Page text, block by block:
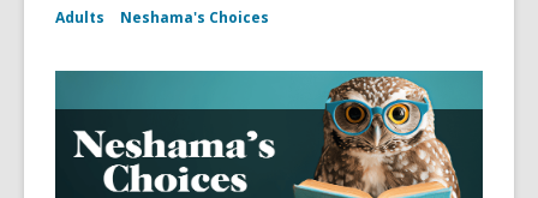
Adults Neshama's Choices